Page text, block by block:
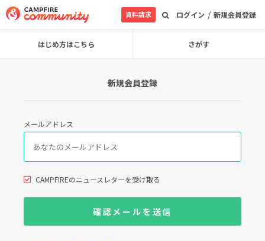
ログイン / 新規会員登録
資料請求
はじめ方はこちら さがす
新規会員登録
メールアドレス
CAMPFIREのニュースレターを受け取る